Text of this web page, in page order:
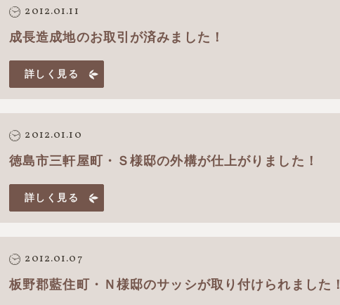
2012.01.11
成長造成地のお取引が済みました！
詳しく見る
2012.01.10
徳島市三軒屋町・Ｓ様邸の外構が仕上がりました！
詳しく見る
2012.01.07
板野郡藍住町・Ｎ様邸のサッシが取り付けられました！